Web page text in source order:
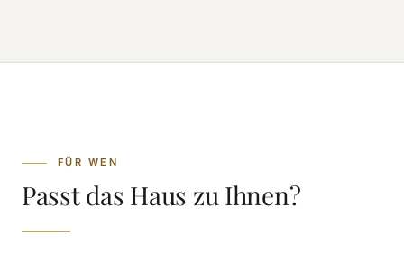
FÜR WEN
Passt das Haus zu Ihnen?